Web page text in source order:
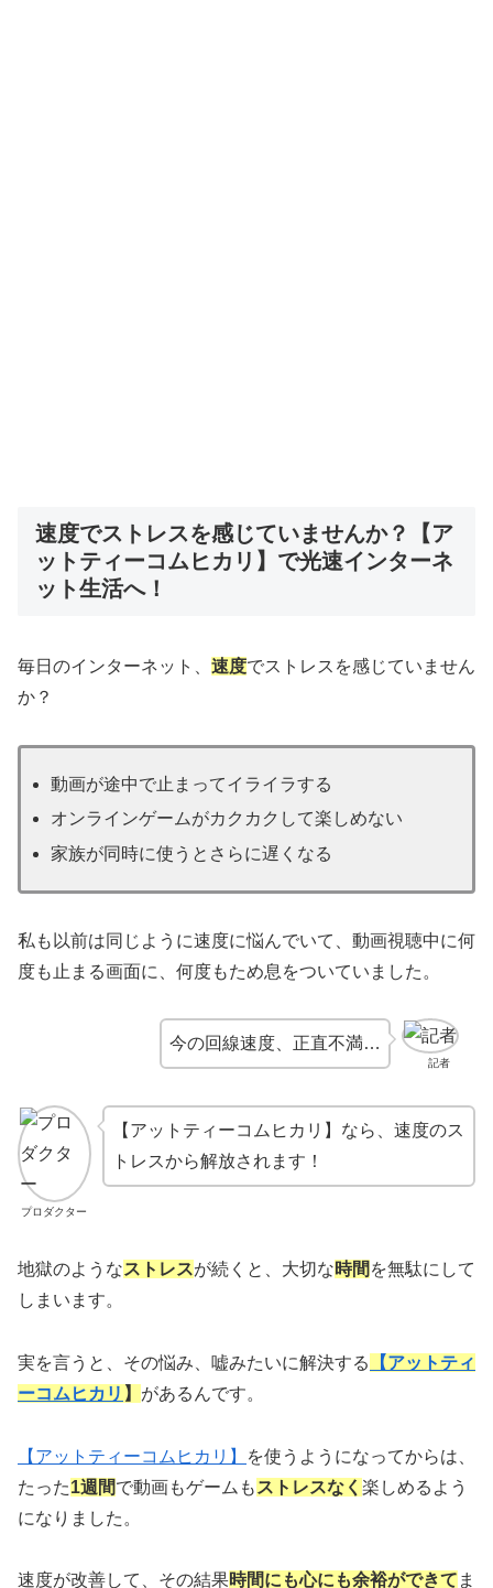
速度でストレスを感じていませんか？【ア
ットティーコムヒカリ】で光速インターネ
ット生活へ！
毎日のインターネット、 速度でストレスを感じていません
か？
動画が途中で止まってイライラする
オンラインゲームがカクカクして楽しめない
家族が同時に使うとさらに遅くなる
私も以前は同じように速度に悩んでいて、動画視聴中に何
度も止まる画面に、何度もため息をついていました。
記者
今の回線速度、正直不満…
プロダクター
【アットティーコムヒカリ】なら、速度のス
トレスから解放されます！
地獄のようなストレスが続くと、大切な時間 を無駄にして
しまいます。
実を言うと、その悩み、嘘みたいに解決する 【アットティ
ーコムヒカリ 】 があるんです。
【アットティーコムヒカリ】
を使うようになってからは、
たった1週間で動画もゲームも ストレスなく 楽しめるよう
になりました。
速度が改善して、その結果時間にも心にも余裕ができて ま